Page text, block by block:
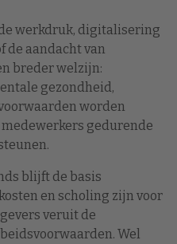
werkdruk, digitalisering
de aandacht van
breder welzijn:
gezondheid,
worden
gedurende
blijft de basis
en scholing zijn voor
veruit de
Wel